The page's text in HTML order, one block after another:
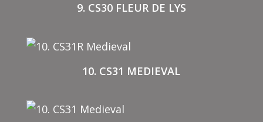
9. CS30 FLEUR DE LYS
10. CS31 MEDIEVAL